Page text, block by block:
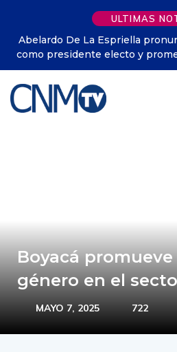
ULTIMAS
Espriella pronuncia su primer
electo y promete una “Patria
Boyacá
género en el
MAYO 7, 2025 722